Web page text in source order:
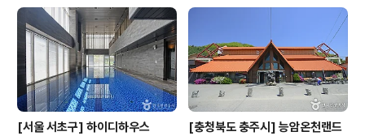
른 방법이 오리배와 오리배 유람선이다. 동촌유원지 강변
길을 따라 걷다 보면 오리배들이 물 위에 떠 있는 것을 발견
할 수 있다. 오리배는 이용객의 취향에 따라 발로 페달을 밟
는 구동형부터 전동형까지 선택할..
[서울 서초구] 하이디하우스 [충청북도 충주시] 능암온천랜드